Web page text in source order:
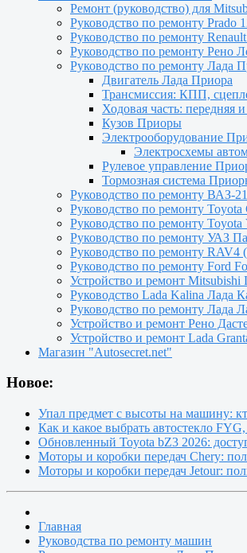
Ремонт (руководство) для
Руководство по ремонту Prado
Руководство по ремонту
Руководство по ремонту Рено
Руководство по ремонту Лада
Двигатель Лада Приора
Трансмиссия: КПП,
Ходовая часть: передняя
Кузов Приоры
Электрооборудование
Электросхемы
Рулевое управление
Тормозная система
Руководство по ремонту ВАЗ-
Руководство по ремонту
Руководство по ремонту Toyota
Руководство по ремонту УАЗ
Руководство по ремонту RAV4
Руководство по ремонту Ford
Устройство и ремонт Mitsubishi
Руководство Lada Kalina Лада
Руководство по ремонту Лада
Устройство и ремонт Рено
Устройство и ремонт Lada
Магазин "Autosecret.net"
Новое:
Упал предмет с высоты на машину:
Как и какое выбрать автостекло
Обновленный Toyota bZ3 2026:
Моторы и коробки передач Chery:
Моторы и коробки передач Jetour:
Главная
Руководства по ремонту машин